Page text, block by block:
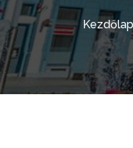
Kezdőlap